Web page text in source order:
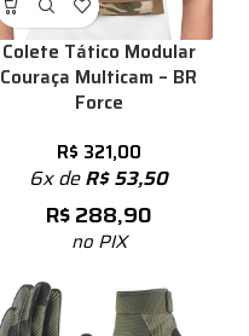
Colete Tático Modular
Couraça Multicam – BR
Force
R$ 321,00
6x deR$53,50
R$288,90
no PIX